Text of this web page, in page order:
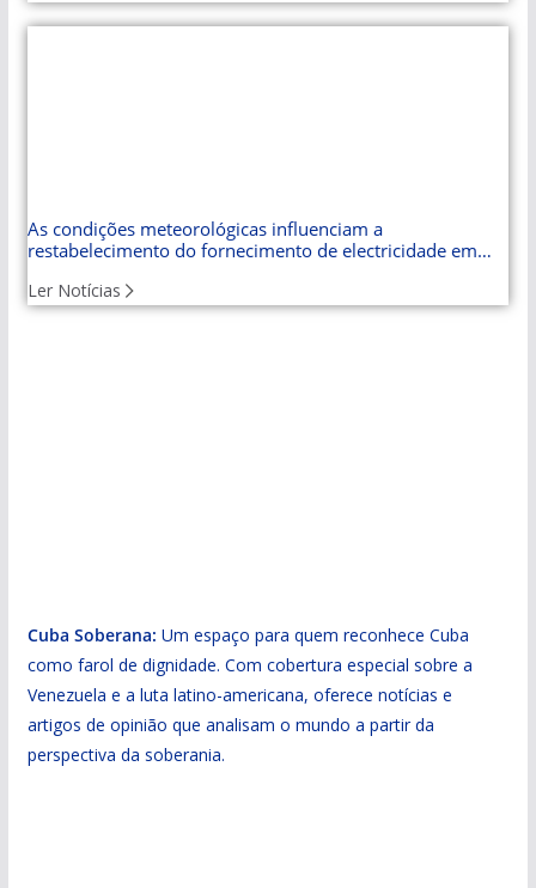
As condições meteorológicas influenciam a
restabelecimento do fornecimento de electricidade em
Ler Notícias
Cuba Soberana: Um espaço para quem reconhece Cuba
como farol de dignidade. Com cobertura especial sobre a
Venezuela e a luta latino-americana, oferece notícias e
artigos de opinião que analisam o mundo a partir da
perspectiva da soberania.